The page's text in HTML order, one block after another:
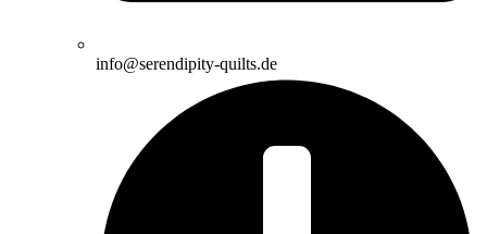
info@serendipity-quilts.de